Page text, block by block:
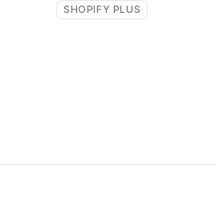
SHOPIFY PLUS